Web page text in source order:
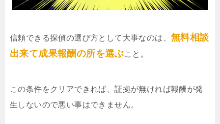
信頼できる探偵の選び方として大事なのは、 無料相談
出来て成果報酬の所を選ぶこと。
この条件をクリアできれば、証拠が無ければ報酬が発
生しないので悪い事はできません。